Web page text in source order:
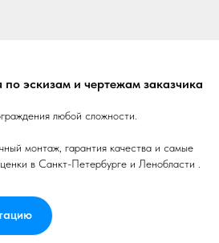
эскизам и чертежам заказчика
любой сложности.
монтаж, гарантия качества и самые
в Санкт-Петербурге и Ленобласти .